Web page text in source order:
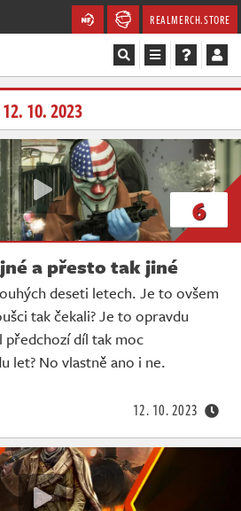
REALMERCH.STORE
12. 10. 2023
6
a přesto tak jiné
deseti letech. Je to ovšem
tak čekali? Je to opravdu
díl tak moc
let? No vlastně ano i ne.
12. 10. 2023